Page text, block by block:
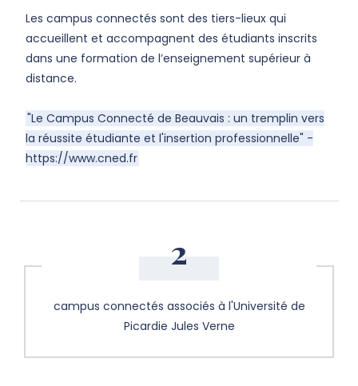
Les campus connectés sont des tiers-lieux qui
accueillent et accompagnent des étudiants inscrits
dans une formation de l’enseignement supérieur à
distance.
"Le Campus Connecté de Beauvais : un tremplin vers
la réussite étudiante et l'insertion professionnelle" -
https://www.cned.fr
2
campus connectés associés à l'Université de
Picardie Jules Verne